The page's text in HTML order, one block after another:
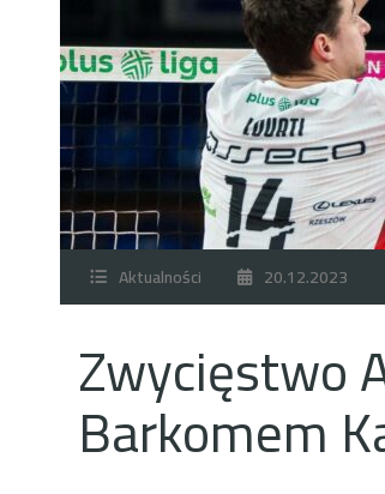
Aktualności 20.12.2023
Zwycięstwo
Barkomem